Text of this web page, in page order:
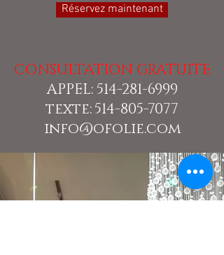
Réservez maintenant
CONSULTATION GRATUITE
APPEL: 514-281-6999
texte:514-805-7077
info@ofolie.com